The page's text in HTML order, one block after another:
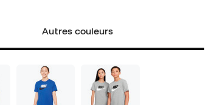
Autres couleurs